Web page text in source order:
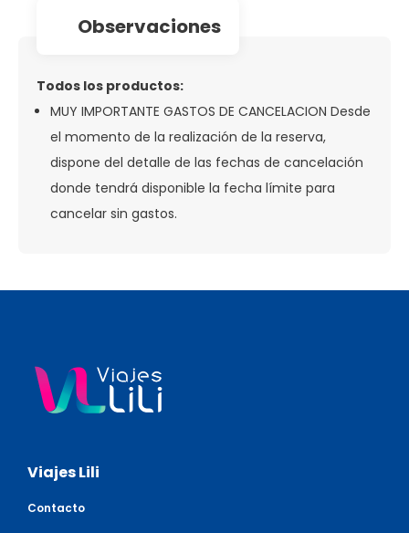
observaciones
Todos los productos:
MUY IMPORTANTE GASTOS DE CANCELACION Desde
el momento de la realización de la reserva,
dispone del detalle de las fechas de cancelación
donde tendrá disponible la fecha límite para
cancelar sin gastos.
Viajes Lili
Contacto